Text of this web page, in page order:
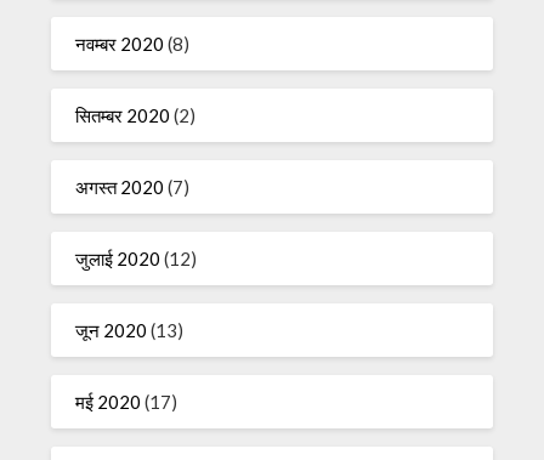
नवम्बर 2020 (8)
सितम्बर 2020 (2)
अगस्त 2020 (7)
जुलाई 2020 (12)
जून 2020 (13)
मई 2020 (17)